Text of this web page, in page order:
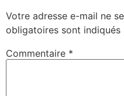
Votre adresse e-mail ne
obligatoires sont indiqués
Commentaire *